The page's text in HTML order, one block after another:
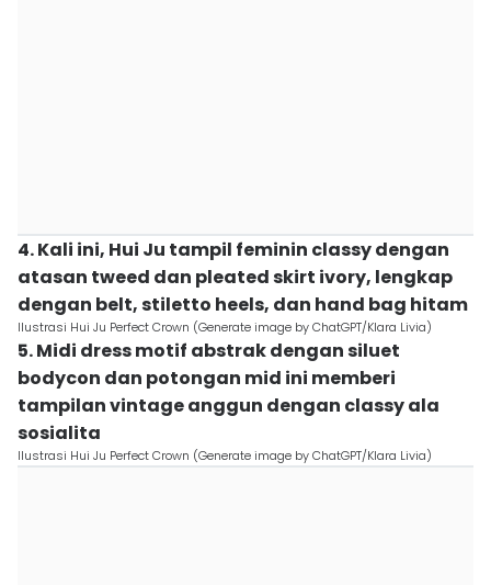
4. Kali ini, Hui Ju tampil feminin classy dengan
atasan tweed dan pleated skirt ivory, lengkap
dengan belt, stiletto heels, dan hand bag hitam
Ilustrasi Hui Ju Perfect Crown (Generate image by ChatGPT/Klara Livia)
5. Midi dress motif abstrak dengan siluet
bodycon dan potongan mid ini memberi
tampilan vintage anggun dengan classy ala
sosialita
Ilustrasi Hui Ju Perfect Crown (Generate image by ChatGPT/Klara Livia)